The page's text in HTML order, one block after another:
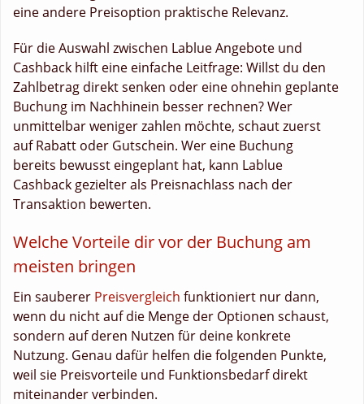
eine andere Preisoption praktische Relevanz.
Für die Auswahl zwischen Lablue Angebote und
Cashback hilft eine einfache Leitfrage: Willst du den
Zahlbetrag direkt senken oder eine ohnehin geplante
Buchung im Nachhinein besser rechnen? Wer
unmittelbar weniger zahlen möchte, schaut zuerst
auf Rabatt oder Gutschein. Wer eine Buchung
bereits bewusst eingeplant hat, kann Lablue
Cashback gezielter als Preisnachlass nach der
Transaktion bewerten.
Welche Vorteile dir vor der Buchung am
meisten bringen
Ein sauberer Preisvergleich funktioniert nur dann,
wenn du nicht auf die Menge der Optionen schaust,
sondern auf deren Nutzen für deine konkrete
Nutzung. Genau dafür helfen die folgenden Punkte,
weil sie Preisvorteile und Funktionsbedarf direkt
miteinander verbinden.